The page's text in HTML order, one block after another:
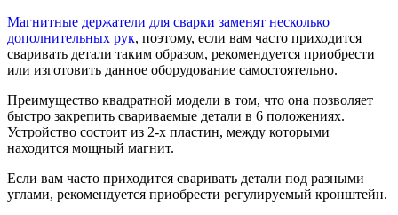
Магнитные держатели для сварки заменят несколько
дополнительных рук, поэтому, если вам часто приходится
сваривать детали таким образом, рекомендуется приобрести
или изготовить данное оборудование самостоятельно.
Преимущество квадратной модели в том, что она позволяет
быстро закрепить свариваемые детали в 6 положениях.
Устройство состоит из 2-х пластин, между которыми
находится мощный магнит.
Если вам часто приходится сваривать детали под разными
углами, рекомендуется приобрести регулируемый кронштейн.